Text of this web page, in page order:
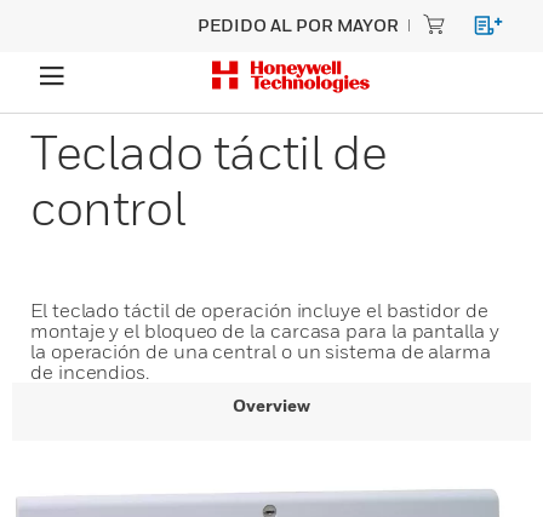
PEDIDO AL POR MAYOR
Teclado táctil de
control
El teclado táctil de operación incluye el bastidor de
montaje y el bloqueo de la carcasa para la pantalla y
la operación de una central o un sistema de alarma
de incendios.
Overview